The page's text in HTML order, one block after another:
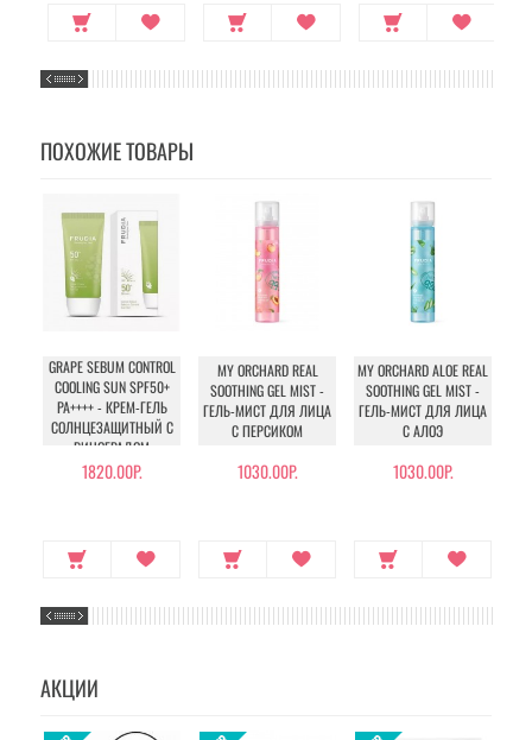
ПОХОЖИЕ ТОВАРЫ
GRAPE SEBUM CONTROL
COOLING SUN SPF50+
PA++++ - КРЕМ-ГЕЛЬ
СОЛНЦЕЗАЩИТНЫЙ С
ВИНОГРАДОМ
1820.00Р.
MY ORCHARD REAL
SOOTHING GEL MIST -
ГЕЛЬ-МИСТ ДЛЯ ЛИЦА
С ПЕРСИКОМ
1030.00Р.
MY ORCHARD ALOE REAL
SOOTHING GEL MIST -
ГЕЛЬ-МИСТ ДЛЯ ЛИЦА
С АЛОЭ
1030.00Р.
АКЦИИ